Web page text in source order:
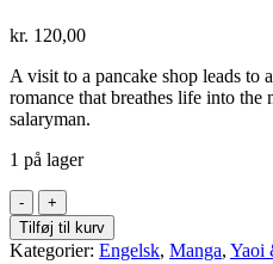
kr. 120,00
A visit to a pancake shop leads to
romance that breathes life into
salaryman.
1 på lager
Old-
Fashioned
Cupcake
Tilføj til kurv
Kategorier: Engelsk, Manga, Yaoi